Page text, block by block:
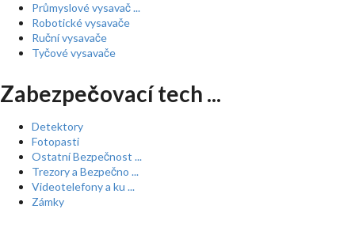
Průmyslové vysavač ...
Robotické vysavače
Ruční vysavače
Tyčové vysavače
Zabezpečovací tech ...
Detektory
Fotopasti
Ostatní Bezpečnost ...
Trezory a Bezpečno ...
Videotelefony a ku ...
Zámky